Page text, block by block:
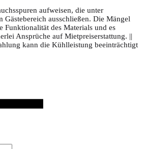
aufweisen, die unter
Gästebereich ausschließen. Die Mängel
Funktionalität des Materials und es
Ansprüche auf Mietpreiserstattung. ||
kann die Kühlleistung beeinträchtigt